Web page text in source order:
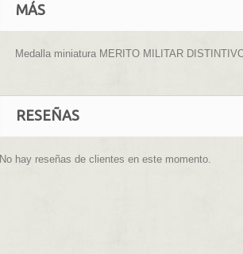
MÁS
Medalla miniatura MERITO MILITAR
RESEÑAS
No hay reseñas de clientes en este momento.